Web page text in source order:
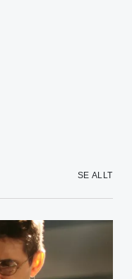
SE ALLT